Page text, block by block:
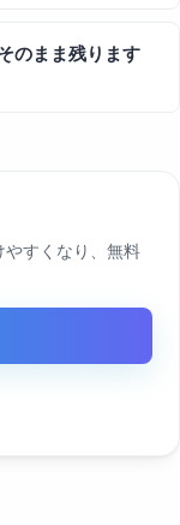
のまま残ります
すくなり、無料